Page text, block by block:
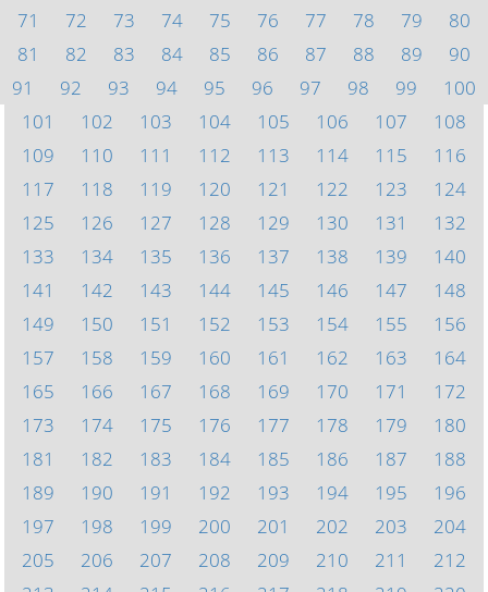
71
72 73 74 75 76 77 78 79
80
81
82 83 84 85 86 87 88 89
90
91
92 93 94 95 96 97 98 99
100
101
102 103 104 105 106 107
108
109
110 111 112 113 114 115
116
117
118 119 120 121 122 123
124
125
126 127 128 129 130 131
132
133
134 135 136 137 138 139
140
141
142 143 144 145 146 147
148
149
150 151 152 153 154 155
156
157
158 159 160 161 162 163
164
165
166 167 168 169 170 171
172
173
174 175 176 177 178 179
180
181
182 183 184 185 186 187
188
189
190 191 192 193 194 195
196
197
198 199 200 201 202 203
204
205
206 207 208 209 210 211
212